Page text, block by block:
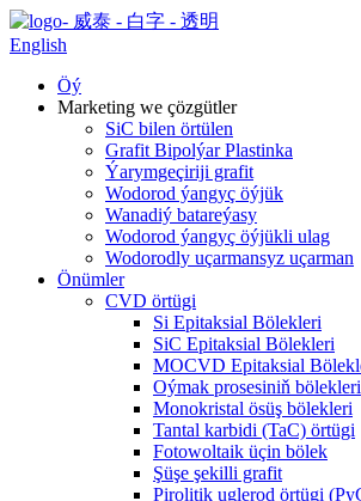
English
Öý
Marketing we çözgütler
SiC bilen örtülen
Grafit Bipolýar Plastinka
Ýarymgeçiriji grafit
Wodorod ýangyç öýjük
Wanadiý batareýasy
Wodorod ýangyç öýjükli ulag
Wodorodly uçarmansyz uçarman
Önümler
CVD örtügi
Si Epitaksial Bölekleri
SiC Epitaksial Bölekleri
MOCVD Epitaksial
Oýmak prosesiniň bölekleri
Monokristal ösüş bölekleri
Tantal karbidi (TaC) örtügi
Fotowoltaik üçin bölek
Şüşe şekilli grafit
Pirolitik uglerod örtügi